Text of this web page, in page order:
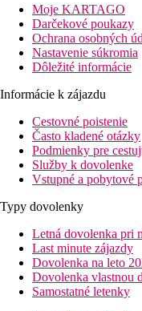
Moje KARTAGO
Darčekové poukazy
Ochrana osobných
Nastavenie súkromia
Dôležité informácie
Informácie k zájazdu
Cestovné poistenie
Často kladené otázky
Podmienky pre
Služby k dovolenke
Vstupné a pobytové
Typy dovolenky
Letná dovolenka pri
Last minute zájazdy
Dovolenka na leto
Dovolenka vlastnou
Samostatné letenky